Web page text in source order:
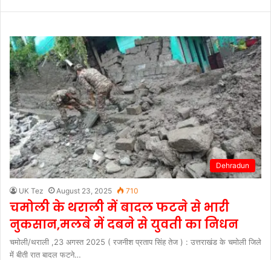
Dehradun
UK Tez August 23, 2025 710
चमोली के थराली में बादल फटने से भारी
नुकसान,मलबे में दबने से युवती का निधन
चमोली/थराली ,23 अगस्त 2025 ( रजनीश प्रताप सिंह तेज ) : उत्तराखंड के चमोली जिले
में बीती रात बादल फटने…